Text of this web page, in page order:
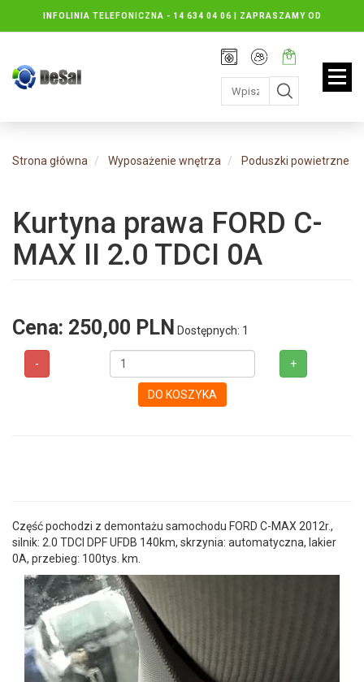
INFOLINIA TELEFONICZNA - 14 634 04 06 | ZAPRASZAMY OD
PONIEDZIAŁKU DO PIĄTKU : 8.30 DO 16.30, SOBOTY: 8.30 DO 13.00
Rejestracja
Moje
konto
Twój
koszyk:
jest
pusty
Strona główna Wyposażenie wnętrza Poduszki powietrzne
Kurtyna prawa FORD C-
MAX II 2.0 TDCI 0A
Cena: 250,00 PLN Dostępnych: 1
- +
DO KOSZYKA
Część pochodzi z demontażu samochodu FORD C-MAX 2012r.,
silnik: 2.0 TDCI DPF UFDB 140km, skrzynia: automatyczna, lakier
0A, przebieg: 100tys. km.